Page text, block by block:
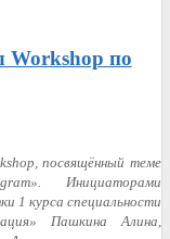
по
посвящённый теме
m». Инициаторами
1 курса специальности
Пашкина Алина,